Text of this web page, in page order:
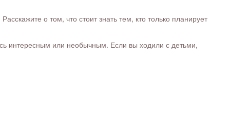
о том, что стоит знать тем, кто только планирует
интересным или необычным. Если вы ходили с детьми,